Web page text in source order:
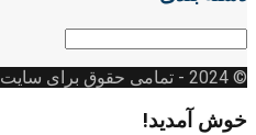
دسته
© 2024
- تمامی حقوق برای سایت
خوش آمدید!